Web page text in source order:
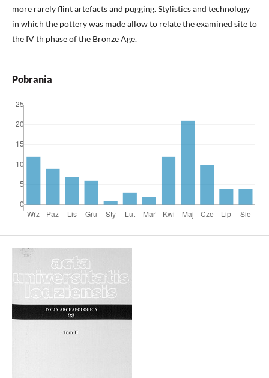
more rarely flint artefacts and pugging. Stylistics and technology
in which the pottery was made allow to relate the examined site to
the IV th phase of the Bronze Age.
Pobrania